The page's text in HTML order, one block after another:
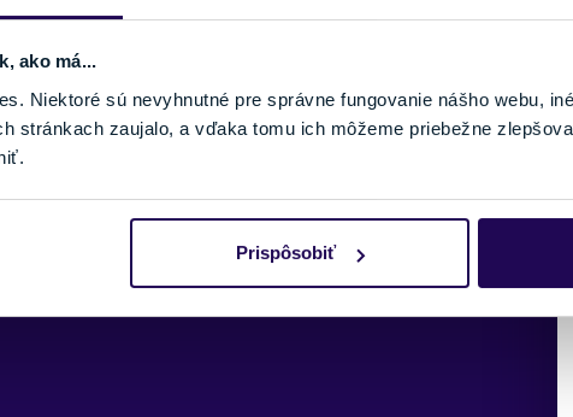
ako má...
Niektoré sú nevyhnutné pre správne fungovanie nášho webu,
stránkach zaujalo, a vďaka tomu ich môžeme priebežne
Prispôsobiť
lyží,